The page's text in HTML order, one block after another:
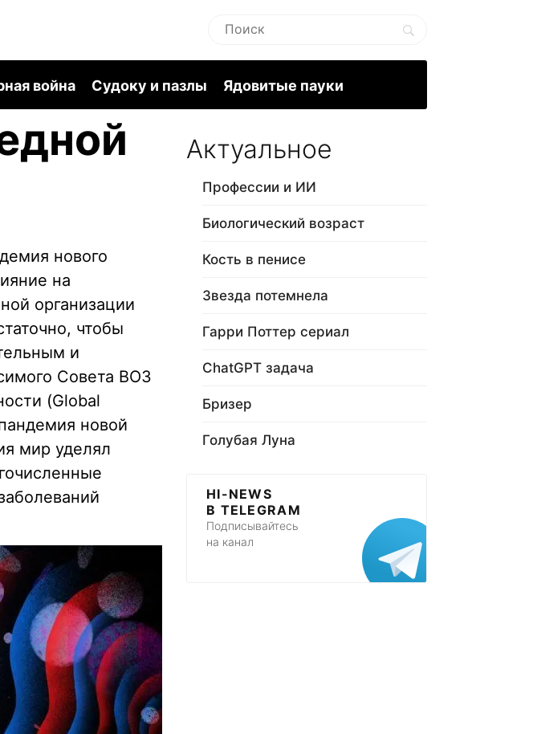
война Судоку и пазлы Ядовитые пауки
нового
на
организации
чтобы
и
Совета ВОЗ
(Global
новой
мир уделял
Актуальное
Профессии и ИИ
Биологический возраст
Кость в пенисе
Звезда потемнела
Гарри Поттер сериал
ChatGPT задача
Бризер
Голубая Луна
HI-NEWS
В TELEGRAM
Подписывайтесь
на канал